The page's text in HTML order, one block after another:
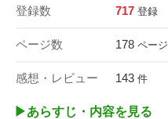
登録数 717 登録
ページ数 178 ページ
感想・レビュー 143 件
▶︎あらすじ・内容を見る